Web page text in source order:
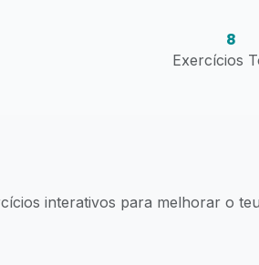
8
Exercícios
interativos para melhorar o